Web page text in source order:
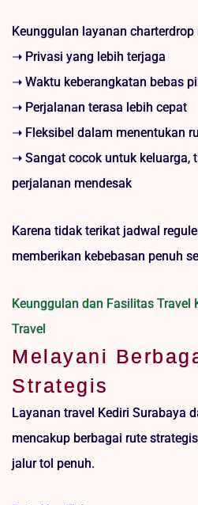
Keunggulan layanan charterdrop
➝ Privasi yang lebih terjaga
➝ Waktu keberangkatan bebas
➝ Perjalanan terasa lebih cepat
➝ Fleksibel dalam menentukan
➝ Sangat cocok untuk keluarga,
perjalanan mendesak
Karena tidak terikat jadwal
memberikan kebebasan penuh
Keunggulan dan Fasilitas Travel
Travel
Melayani
Strategis
Layanan travel Kediri Surabaya
mencakup berbagai rute
jalur tol penuh.